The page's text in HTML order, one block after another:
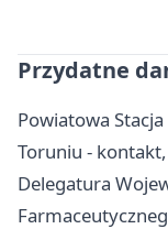
Przydatne
Powiatowa
Toruniu -
Delegatura